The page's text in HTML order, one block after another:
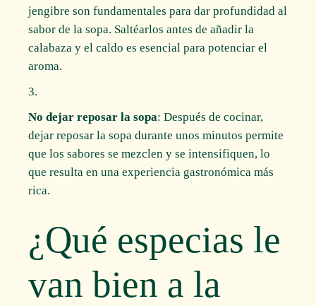
jengibre son fundamentales para dar profundidad al
sabor de la sopa. Saltéarlos antes de añadir la
calabaza y el caldo es esencial para potenciar el
aroma.
No dejar reposar la sopa: Después de cocinar,
dejar reposar la sopa durante unos minutos permite
que los sabores se mezclen y se intensifiquen, lo
que resulta en una experiencia gastronómica más
rica.
¿Qué especias le
van bien a la